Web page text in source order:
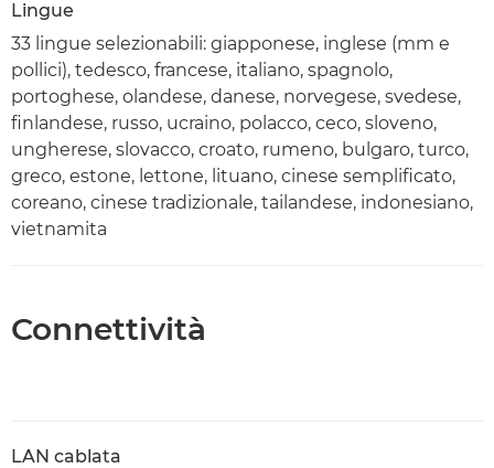
Lingue
33 lingue selezionabili: giapponese, inglese (mm e
pollici), tedesco, francese, italiano, spagnolo,
portoghese, olandese, danese, norvegese, svedese,
finlandese, russo, ucraino, polacco, ceco, sloveno,
ungherese, slovacco, croato, rumeno, bulgaro, turco,
greco, estone, lettone, lituano, cinese semplificato,
coreano, cinese tradizionale, tailandese, indonesiano,
vietnamita
Connettività
LAN cablata